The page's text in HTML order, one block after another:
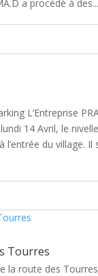
a procédé à des...
L’Entreprise
14 Avril, le
l’entrée du village. Il
Tourres
la route des